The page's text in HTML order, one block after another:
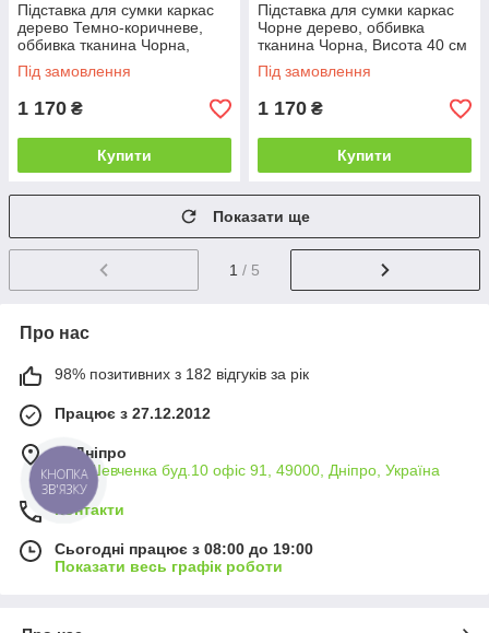
Підставка для сумки каркас
дерево Темно-коричневе,
оббивка тканина Чорна,
Висота 30 см (ArtCenter-TM)
Під замовлення
1 170 ₴
Купити
Підставка для сумки каркас
Чорне дерево, оббивка
тканина Чорна, Висота 40 см
(ArtCenter-TM)
Під замовлення
1 170 ₴
Купити
Показати ще
1 / 5
Про нас
98% позитивних з 182 відгуків за рік
Працює з 27.12.2012
м. Дніпро
вул. Шевченка буд.10 офіс 91, 49000, Дніпро, Україна
Контакти
Сьогодні працює з 08:00 до 19:00
Показати весь графік роботи
КНОПКА
ЗВ'ЯЗКУ